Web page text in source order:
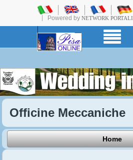
Powered by NETWORK PORTALI
Officine Meccaniche
Home